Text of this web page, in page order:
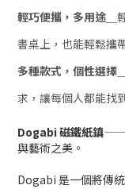
輕巧便攜，多用途＿
書桌上，也能輕鬆攜
多種款式，個性選擇＿
求，讓每個人都能找
Dogabi 磁鐵紙鎮——
與藝術之美。
Dogabi 是一個將傳